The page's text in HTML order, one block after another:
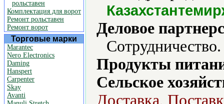
рольставен
Комплектация для ворот
Ремонт рольставен
Ремонт ворот
Торговые марки
Marantec
Nero Electronics
Daming
Hanspert
Carpenter
Skay
Avanti
Деловое
Сотрудничество.
Продукты
Сельское
Доставка,